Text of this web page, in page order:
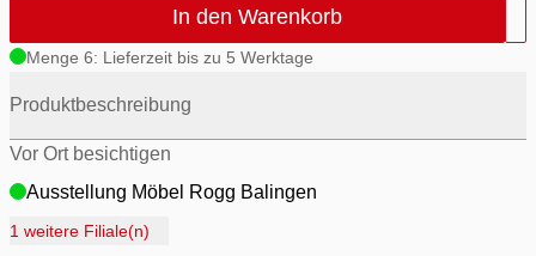
In den Warenkorb
Menge 6: Lieferzeit bis zu 5 Werktage
Produktbeschreibung
Vor Ort besichtigen
Ausstellung Möbel Rogg Balingen
Ausstellung Rogg Discount Balingen
1 weitere Filiale(n)